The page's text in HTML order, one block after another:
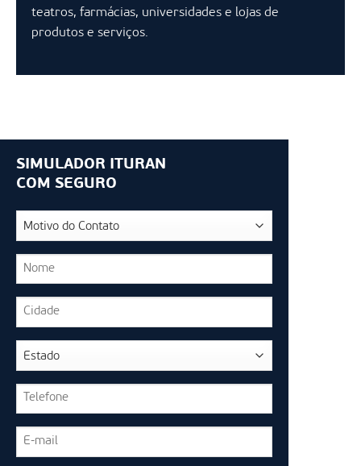
teatros, farmácias, universidades e lojas de
produtos e serviços.
SIMULADOR ITURAN
COM SEGURO